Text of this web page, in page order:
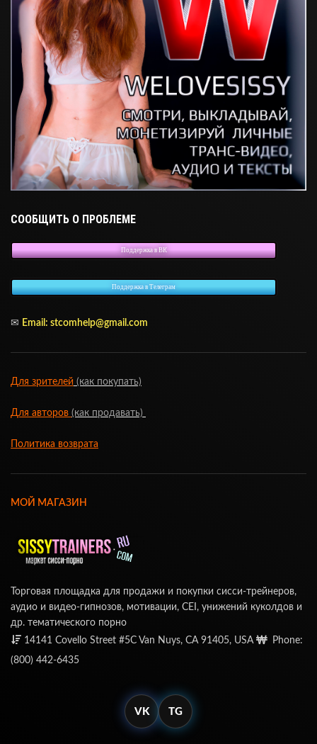
СООБЩИТЬ О ПРОБЛЕМЕ
Поддержка в ВК
Поддержка в Телеграм
✉ Email: stcomhelp@gmail.com
Для зрителей (как покупать)
Для авторов (как продавать)
Политика возврата
МОЙ МАГАЗИН
Торговая площадка для продажи и покупки сисси-трейнеров,
аудио и видео-гипнозов, мотивации, CEI, унижений куколдов и
др. тематического порно
14141 Covello Street #5C Van Nuys, CA 91405, USA
Phone:
(800) 442-6435
VK TG